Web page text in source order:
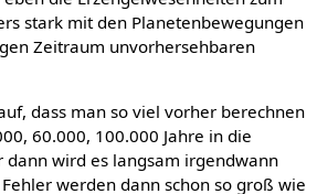
stark mit den Planetenbewegungen
Zeitraum unvorhersehbaren
dass man so viel vorher berechnen
60.000, 100.000 Jahre in die
dann wird es langsam irgendwann
werden dann schon so groß wie